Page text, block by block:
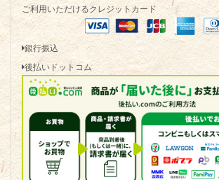
ご利用いただけるクレジットカード
銀行振込
後払いドットコム